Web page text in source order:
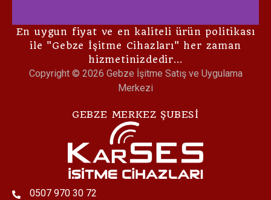
En uygun fiyat ve en kaliteli ürün politikası
ile "Gebze İşitme Cihazları" her zaman
hizmetinizdedir…
Copyright © 2026 Gebze İşitme Satış ve Uygulama
Merkezi
GEBZE MERKEZ ŞUBESİ
0507 970 30 72